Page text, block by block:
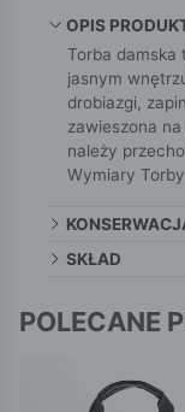
OPIS
Torba damska
jasnym
drobiazgi,
zawieszona
należy
Wymiary
SKŁAD
POLECANE